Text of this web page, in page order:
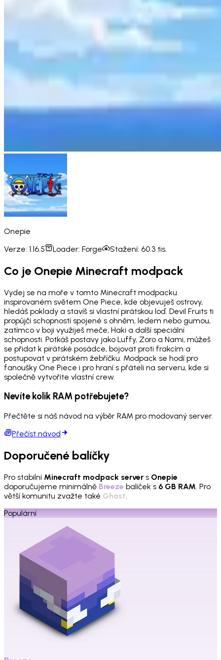
Onepie
Verze: 1.16.5 Loader: Forge Stažení: 60.3 tis.
Co je Onepie Minecraft modpack
Vydej se na moře v tomto Minecraft modpacku
inspirovaném světem One Piece, kde objevuješ ostrovy,
hledáš poklady a stavíš si vlastní pirátskou loď. Devil Fruits ti
propůjčí schopnosti spojené s ohněm, ledem nebo gumou,
zatímco v boji využiješ meče, Haki a další speciální
schopnosti. Potkáš postavy jako Luffy, Zoro a Nami, můžeš
se přidat k pirátské posádce, bojovat proti frakcím a
postupovat v pirátském žebříčku. Modpack se hodí pro
fanoušky One Piece i pro hraní s přáteli na serveru, kde si
společně vytvoříte vlastní crew.
Nevíte kolik RAM potřebujete?
Přečtěte si náš návod na výběr RAM pro modovaný server.
Přečíst návod
Doporučené balíčky
Pro stabilní Minecraft modpack server s Onepie
doporučujeme minimálně Breeze balíček s 6 GB RAM. Pro
větší komunitu zvažte také Ghast.
Populární